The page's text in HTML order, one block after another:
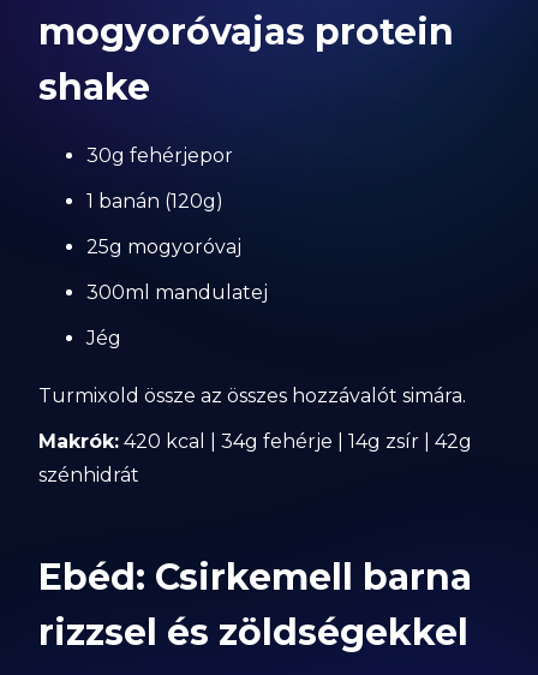
mogyoróvajas protein
shake
30g fehérjepor
1 banán (120g)
25g mogyoróvaj
300ml mandulatej
Jég
Turmixold össze az összes hozzávalót simára.
Makrók: 420 kcal | 34g fehérje | 14g zsír | 42g
szénhidrát
Ebéd: Csirkemell barna
rizzsel és zöldségekkel